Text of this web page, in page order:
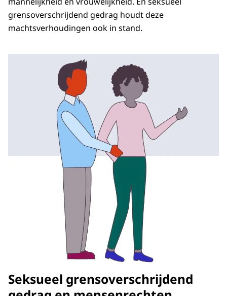
grensoverschrijdend gedrag houdt deze
machtsverhoudingen ook in stand.
Seksueel grensoverschrijdend